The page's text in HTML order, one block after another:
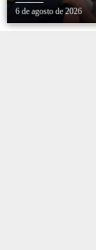
6 de agosto de 2026